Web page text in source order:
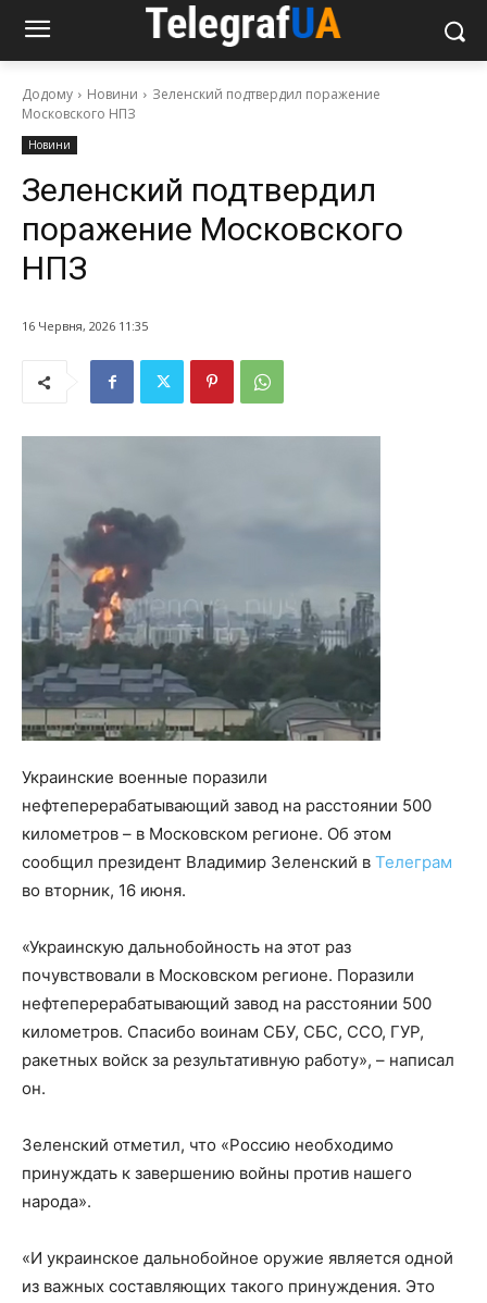
Додому Новини
Зеленский подтвердил поражение
Московского НПЗ
Новини
Зеленский подтвердил
поражение Московского
НПЗ
16 Червня, 2026 11:35
Украинские военные поразили
нефтеперерабатывающий завод на расстоянии 500
километров – в Московском регионе. Об этом
сообщил президент Владимир Зеленский в Телеграм
во вторник, 16 июня.
«Украинскую дальнобойность на этот раз
почувствовали в Московском регионе. Поразили
нефтеперерабатывающий завод на расстоянии 500
километров. Спасибо воинам СБУ, СБС, ССО, ГУР,
ракетных войск за результативную работу», – написал
он.
Зеленский отметил, что «Россию необходимо
принуждать к завершению войны против нашего
народа».
«И украинское дальнобойное оружие является одной
из важных составляющих такого принуждения. Это